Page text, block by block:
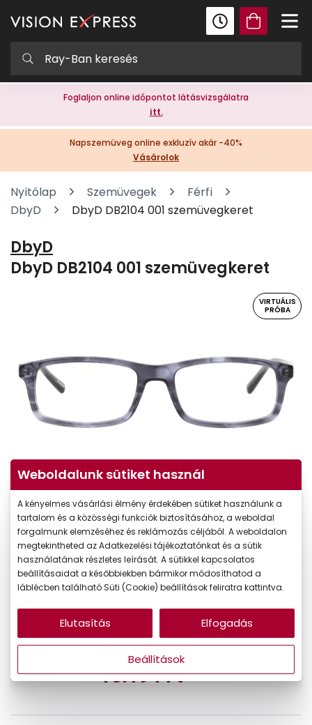
Foglaljon online időpontot látásvizsgálatra
itt.
Napszemüveg online exkluzív akár -40%
Vásárolok
Nyitólap Szemüvegek
Férfi
DbyD
DbyD DB2104 001 szemüvegkeret
DbyD
DbyD DB2104 001 szemüvegkeret
VIRTUÁLIS
PRÓBA
Virtuális próba
-40%
26.990 Ft
Akciós ár: 16.194 Ft
Weboldalunk sütiket használ
A kényelmes vásárlási élmény érdekében sütiket használunk a
tartalom és a közösségi funkciók biztosításához, a weboldal
forgalmunk elemzéséhez és reklámozás céljából. A weboldalon
megtekintheted az Adatkezelési tájékoztatónkat és a sütik
használatának részletes leírását. A sütikkel kapcsolatos
beállításaidat a későbbiekben bármikor módosíthatod a
láblécben található Süti (Cookie) beállítások feliratra kattintva.
Beállítások
Elutasítás Elfogadás